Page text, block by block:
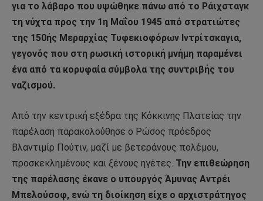
για το λάβαρο που υψώθηκε πάνω από το Ράιχσταγκ
τη νύχτα προς την 1η Μαΐου 1945 από στρατιώτες
της 150ής Μεραρχίας Τυφεκιοφόρων Ιντρίτσκαγια,
γεγονός που στη ρωσική ιστορική μνήμη παραμένει
ένα από τα κορυφαία σύμβολα της συντριβής του
ναζισμού.
Από την κεντρική εξέδρα της Κόκκινης Πλατείας την
παρέλαση παρακολούθησε ο Ρώσος πρόεδρος
Βλαντιμίρ Πούτιν, μαζί με βετεράνους πολέμου,
προσκεκλημένους και ξένους ηγέτες. Την επιθεώρηση
της παρέλασης έκανε ο υπουργός Άμυνας Αντρέι
Μπελούσοφ, ενώ τη διοίκηση είχε ο αρχιστράτηγος